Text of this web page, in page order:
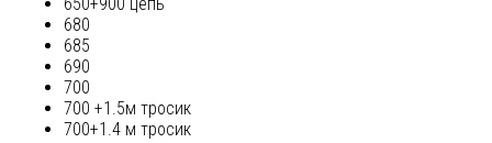
650+900 цепь
680
685
690
700
700 +1.5м тросик
700+1.4 м тросик